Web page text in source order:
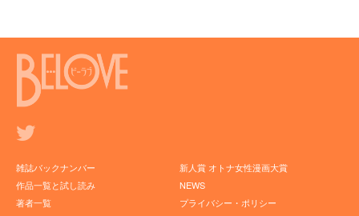
雑誌バックナンバー
作品一覧と試し読み
著者一覧
新人賞 オトナ女性漫画大賞
NEWS
プライバシー・ポリシー